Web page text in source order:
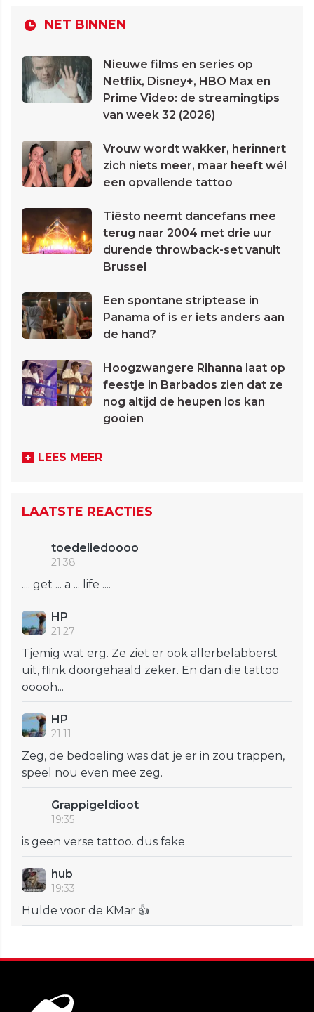
NET BINNEN
Nieuwe films en series op
Netflix, Disney+, HBO Max en
Prime Video: de streamingtips
van week 32 (2026)
Vrouw wordt wakker, herinnert
zich niets meer, maar heeft wél
een opvallende tattoo
Tiësto neemt dancefans mee
terug naar 2004 met drie uur
durende throwback-set vanuit
Brussel
Een spontane striptease in
Panama of is er iets anders aan
de hand?
Hoogzwangere Rihanna laat op
feestje in Barbados zien dat ze
nog altijd de heupen los kan
gooien
LEES MEER
LAATSTE REACTIES
toedeliedoooo
21:38
.... get ... a ... life ....
HP
21:27
Tjemig wat erg. Ze ziet er ook allerbelabberst
uit, flink doorgehaald zeker. En dan die tattoo
ooooh...
HP
21:11
Zeg, de bedoeling was dat je er in zou trappen,
speel nou even mee zeg.
GrappigeIdioot
19:35
is geen verse tattoo. dus fake
hub
19:33
Hulde voor de KMar 👍